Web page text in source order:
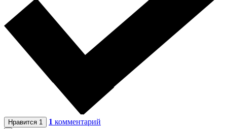
Нравится 1 1 комментарий